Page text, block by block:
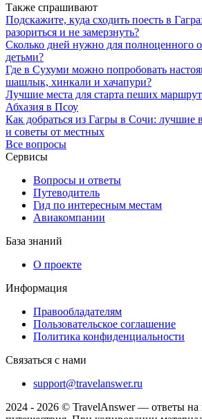
Также спрашивают
Подскажите, куда сходить поесть в
разориться и не замерзнуть?
Сколько дней нужно для полноценного
детьми?
Где в Сухуми можно попробовать
шашлык, хинкали и хачапури?
Лучшие места для старта пеших
Абхазия в Псоу
Как добраться из Гагры в Сочи: лучшие
и советы от местных
Все вопросы
Сервисы
Вопросы и ответы
Путеводитель
Гид по интересным местам
Авиакомпании
База знаний
О проекте
Информация
Правообладателям
Пользовательское соглашение
Политика конфиденциальности
Связаться с нами
support@travelanswer.ru
2024 - 2026 © TravelAnswer — ответы на